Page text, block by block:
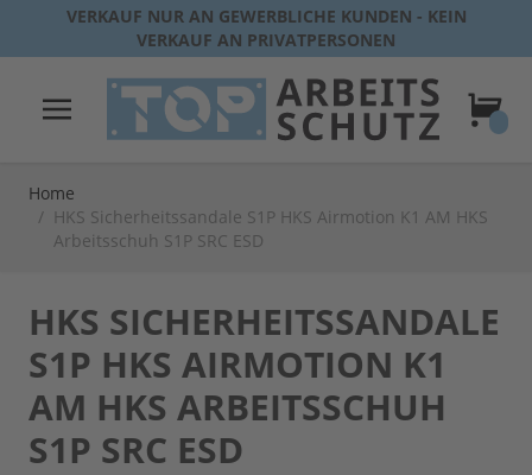
Direkt zum Inhalt
VERKAUF NUR AN GEWERBLICHE KUNDEN - KEIN
VERKAUF AN PRIVATPERSONEN
Home
/ HKS Sicherheitssandale S1P HKS Airmotion K1 AM HKS
Arbeitsschuh S1P SRC ESD
HKS SICHERHEITSSANDALE
S1P HKS AIRMOTION K1
AM HKS ARBEITSSCHUH
S1P SRC ESD